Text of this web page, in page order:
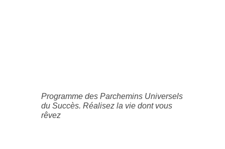
Programme des Parchemins Universels
du Succès. Réalisez la vie dont vous
rêvez